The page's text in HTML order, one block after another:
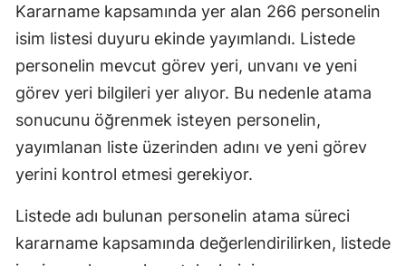
Kararname kapsamında yer alan 266 personelin
isim listesi duyuru ekinde yayımlandı. Listede
personelin mevcut görev yeri, unvanı ve yeni
görev yeri bilgileri yer alıyor. Bu nedenle atama
sonucunu öğrenmek isteyen personelin,
yayımlanan liste üzerinden adını ve yeni görev
yerini kontrol etmesi gerekiyor.
Listede adı bulunan personelin atama süreci
kararname kapsamında değerlendirilirken, listede